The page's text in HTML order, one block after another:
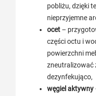
pobliżu, dzięki
nieprzyjemne
ocet –
części octu i
powierzchni
zneutralizować
dezynfekująco,
węgiel aktywny